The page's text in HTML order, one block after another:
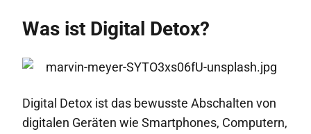
Was ist Digital Detox?
Digital Detox ist das bewusste Abschalten von
digitalen Geräten wie Smartphones, Computern,